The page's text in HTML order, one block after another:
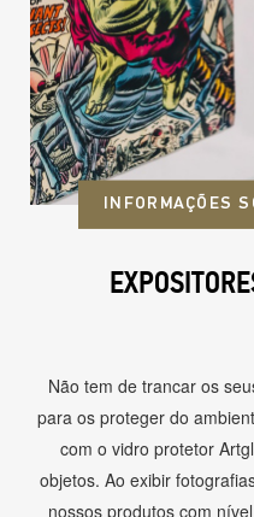
INFORMAÇÕES
Não tem de trancar os
para os proteger do
com o vidro protetor
objetos. Ao exibir
nossos produtos com